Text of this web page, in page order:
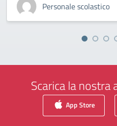
Personale scolastico
Scarica la nostra
App Store